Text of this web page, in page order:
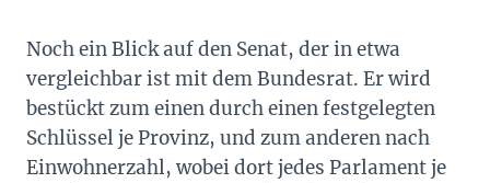
Noch ein Blick auf den Senat, der in etwa
vergleichbar ist mit dem Bundesrat. Er wird
bestückt zum einen durch einen festgelegten
Schlüssel je Provinz, und zum anderen nach
Einwohnerzahl, wobei dort jedes Parlament je